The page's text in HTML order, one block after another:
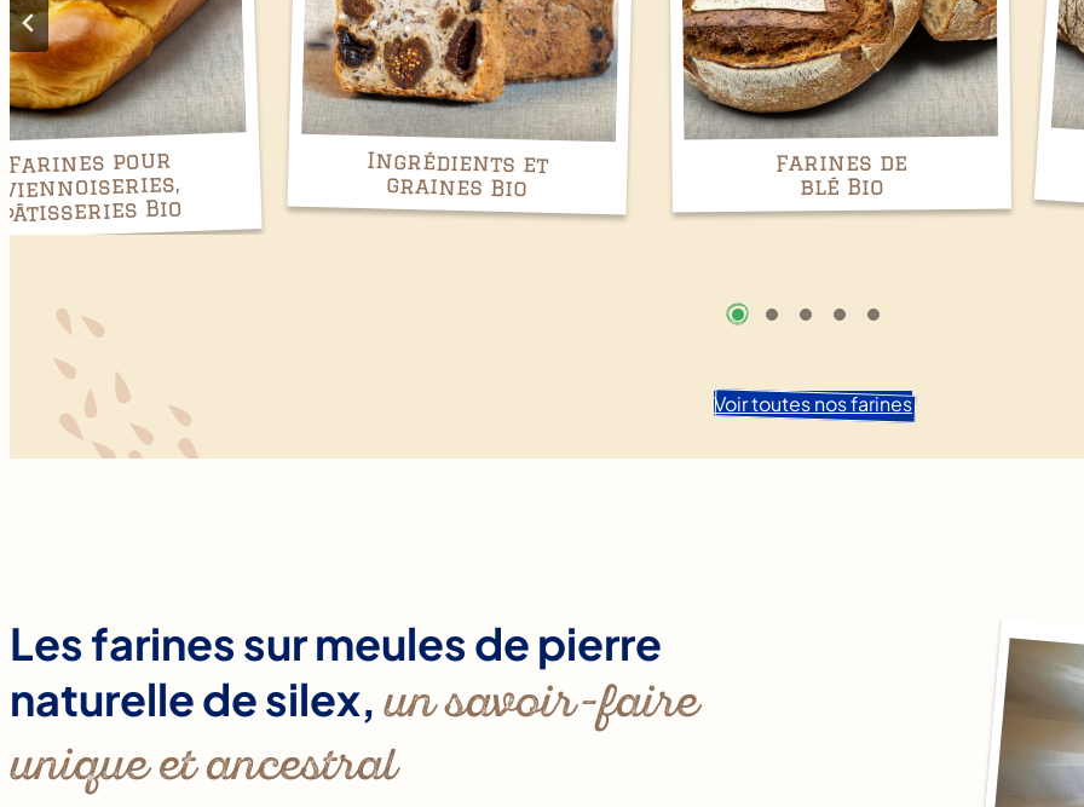
et
graines Bio
Farines de
blé Bio
Farines
spécialités bio
Voir toutes nos farines
Les farines sur meules de pierre
naturelle de silex, un savoir-faire
unique et ancestral